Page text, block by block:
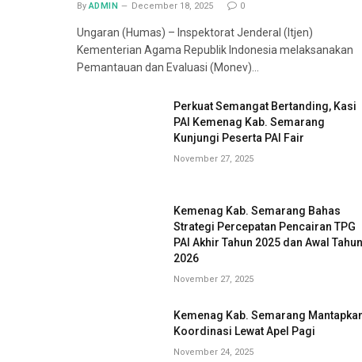
By ADMIN December 18, 2025 0
Ungaran (Humas) – Inspektorat Jenderal (Itjen)
Kementerian Agama Republik Indonesia melaksanakan
Pemantauan dan Evaluasi (Monev)…
Perkuat Semangat Bertanding, Kasi
PAI Kemenag Kab. Semarang
Kunjungi Peserta PAI Fair
November 27, 2025
Kemenag Kab. Semarang Bahas
Strategi Percepatan Pencairan TPG
PAI Akhir Tahun 2025 dan Awal Tahun
2026
November 27, 2025
Kemenag Kab. Semarang
Koordinasi Lewat Apel Pagi
November 24, 2025